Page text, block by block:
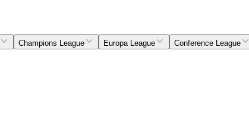
Champions League Europa League Conference League